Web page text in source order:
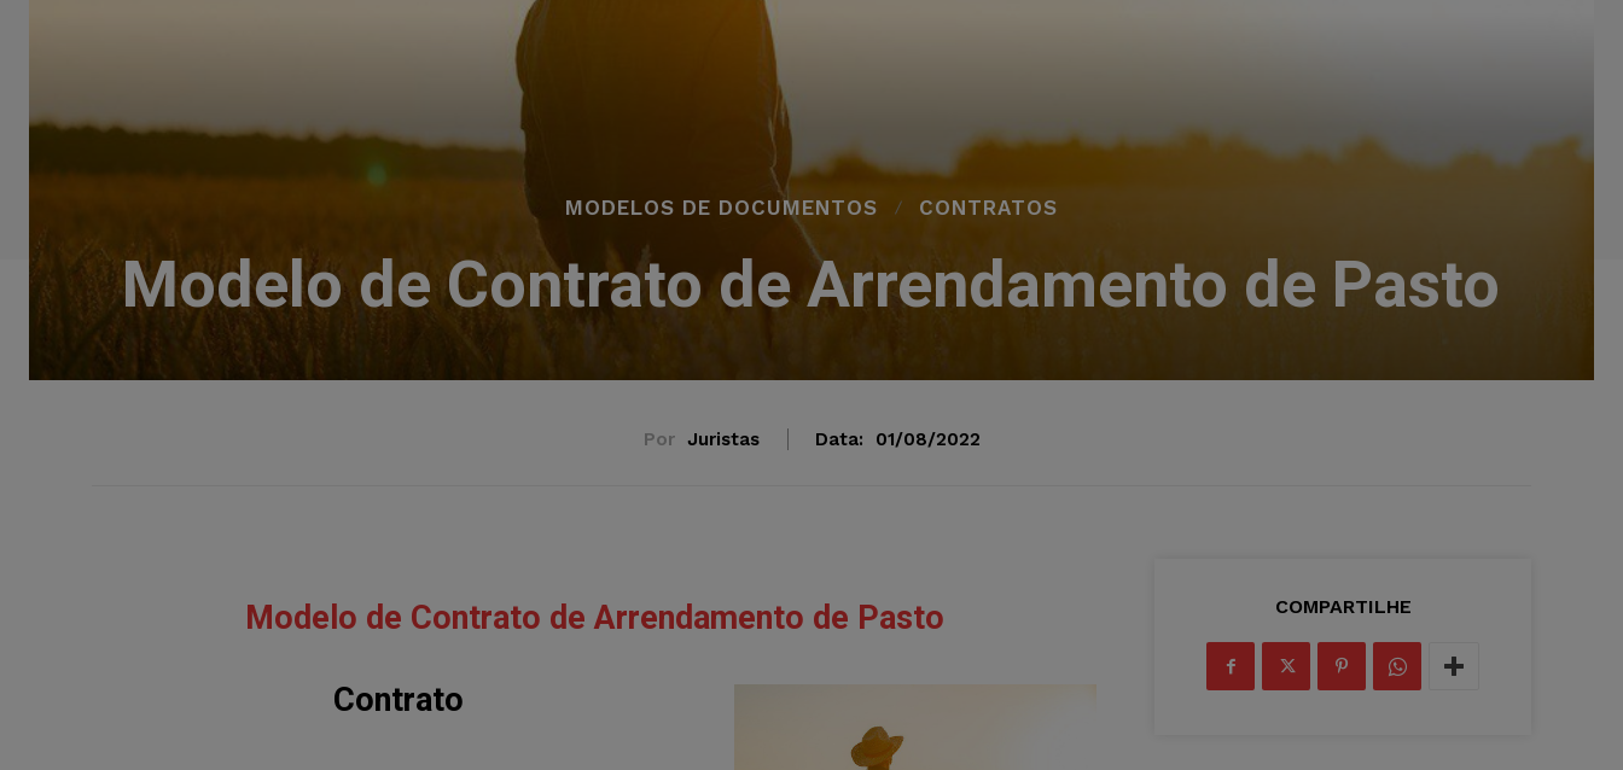
MODELOS DE DOCUMENTOS CONTRATOS
Modelo de Contrato de Arrendamento de Pasto
Por Juristas Data: 01/08/2022
Modelo de Contrato de Arrendamento de Pasto
Contrato
COMPARTILHE